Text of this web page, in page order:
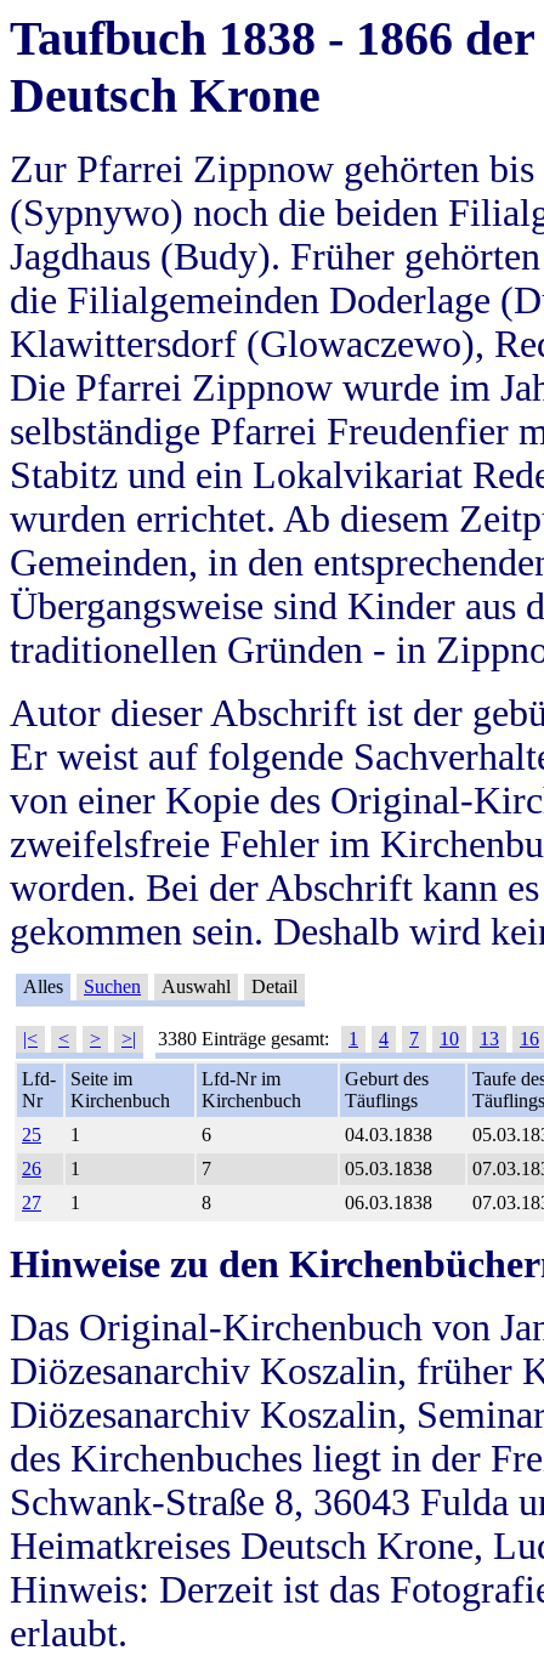
Taufbuch 1838 - 1866
Deutsch Krone
Zur Pfarrei Zippnow gehörten
(Sypnywo) noch die beiden
Jagdhaus (Budy). Früher
die Filialgemeinden Doderlage
Klawittersdorf (Glowaczewo),
Die Pfarrei Zippnow wurde im
selbständige Pfarrei Freudenfier
Stabitz und ein Lokalvikariat
wurden errichtet. Ab diesem
Gemeinden, in den
Übergangsweise sind Kinder aus
traditionellen Gründen - in
Autor dieser Abschrift ist der
Er weist auf folgende
von einer Kopie des Original-
zweifelsfreie Fehler im
worden. Bei der Abschrift kann
gekommen sein. Deshalb wird
Alles Suchen Auswahl Detail
|< < > >| 3380 Einträge gesamt: 1 4 7 10 13
16
Lfd-
Nr
Seite im
Kirchenbuch
Lfd-Nr im
Kirchenbuch
Geburt des
Täuflings
Taufe
Täuflings
25
1 6 04.03.1838
26
1 7 05.03.1838
27
1 8 06.03.1838
Hinweise zu den
Das Original-Kirchenbuch von
Diözesanarchiv Koszalin, früher
Diözesanarchiv Koszalin,
des Kirchenbuches liegt in der
Schwank-Straße 8, 36043 Fulda
Heimatkreises Deutsch Krone,
Hinweis: Derzeit ist das
erlaubt.